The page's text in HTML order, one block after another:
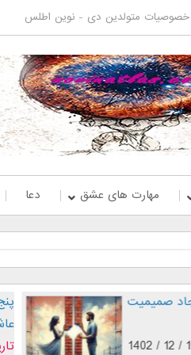
خصوصیات متولدین دی - نوین اطلس
مهارت های عشق دعا
موانع ایجاد صمیمیت
تاریخ :19 / 12 / 1402